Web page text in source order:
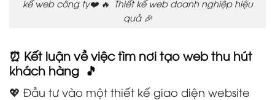
kế web công ty❤️ 🔥 Thiết kế web doanh nghiệp hiệu
quả 🎉
⏰ Kết luận về việc tìm nơi tạo web thu hút
khách hàng 🎵
💖 Đầu tư vào một thiết kế giao diện website